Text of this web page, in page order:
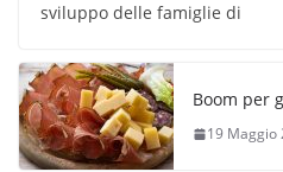
sviluppo delle famiglie di
Boom per
19 Maggio